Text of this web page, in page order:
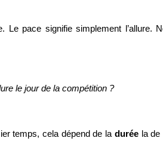
pace signifie simplement l’allure.
le jour de la compétition ?
temps, cela dépend de la durée la de